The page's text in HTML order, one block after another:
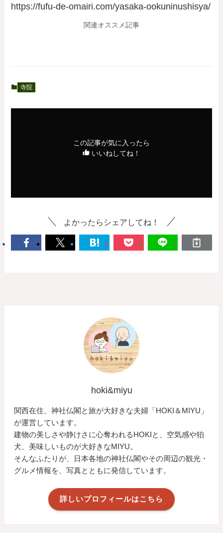
https://fufu-de-omairi.com/yasaka-ookuninushisya/
関連オススメ記事
寺院
この記事が気に入ったら
いいねしてね！
よかったらシェアしてね！
hoki&miyu
関西在住、神社仏閣と旅が大好きな夫婦「HOKI＆MIYU」
が運営しています。
建物の美しさや静けさに心奪われるHOKIと、空気感や狛
犬、美味しいものが大好きなMIYU。
そんなふたりが、日本各地の神社仏閣やその周辺の観光・
グルメ情報を、写真とともに発信しています。
詳しいプロフィールはこちら